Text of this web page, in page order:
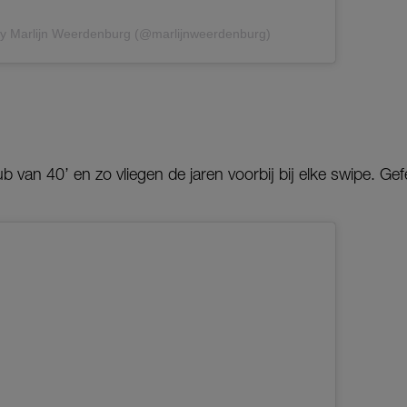
Marlijn Weerdenburg (@marlijnweerdenburg)
van 40’ en zo vliegen de jaren voorbij bij elke swipe.